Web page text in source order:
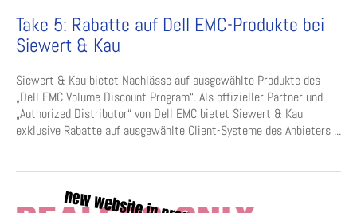
Take 5: Rabatte auf Dell EMC-Produkte bei
Siewert & Kau
Siewert & Kau bietet Nachlässe auf ausgewählte Produkte des
„Dell EMC Volume Discount Program“. Als offizieller Partner und
„Authorized Distributor“ von Dell EMC bietet Siewert & Kau
exklusive Rabatte auf ausgewählte Client-Systeme des Anbieters ...